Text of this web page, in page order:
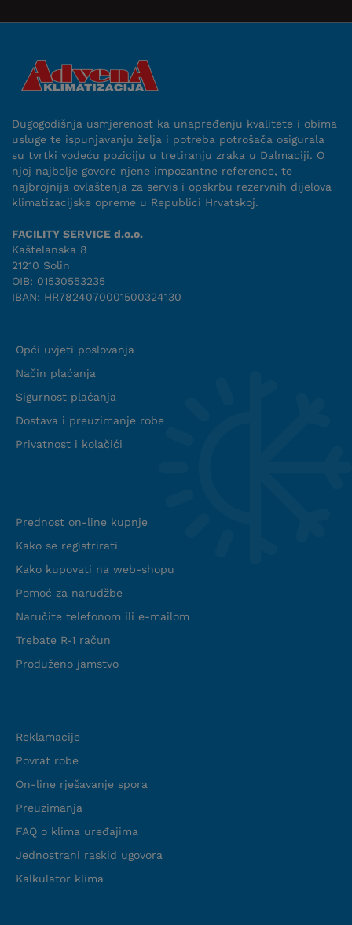
Dugogodišnja usmjerenost ka unapređenju kvalitete i obima
usluge te ispunjavanju želja i potreba potrošača osigurala
su tvrtki vodeću poziciju u tretiranju zraka u Dalmaciji. O
njoj najbolje govore njene impozantne reference, te
najbrojnija ovlaštenja za servis i opskrbu rezervnih dijelova
klimatizacijske opreme u Republici Hrvatskoj.
FACILITY SERVICE d.o.o.
Kaštelanska 8
21210 Solin
OIB: 01530553235
IBAN: HR7824070001500324130
Opći uvjeti poslovanja
Način plaćanja
Sigurnost plaćanja
Dostava i preuzimanje robe
Privatnost i kolačići
Prednost on-line kupnje
Kako se registrirati
Kako kupovati na web-shopu
Pomoć za narudžbe
Naručite telefonom ili e-mailom
Trebate R-1 račun
Produženo jamstvo
Reklamacije
Povrat robe
On-line rješavanje spora
Preuzimanja
FAQ o klima uređajima
Jednostrani raskid ugovora
Kalkulator klima